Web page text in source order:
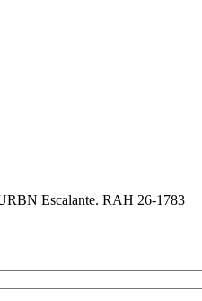
Escalante. RAH 26-1783